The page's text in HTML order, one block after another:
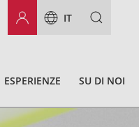
IT
ESPERIENZE SU DI NOI